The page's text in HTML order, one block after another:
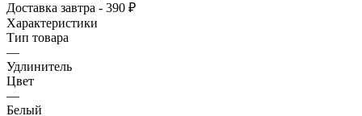
Доставка завтра - 390 ₽
Характеристики
Тип товара
—
Удлинитель
Цвет
—
Белый